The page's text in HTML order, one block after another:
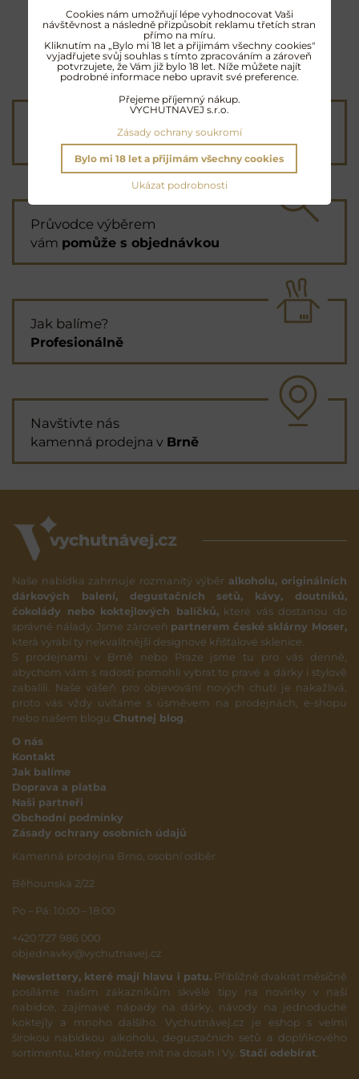
Poštovné od 90 Kč
neboZDARMA od 4000 Kč
Průvodce výběrem
vám pomůže s objednávkou
Jak balíme?
Profesionálně
Navštivte nás
kamenná prodejna v Brně
Naše nabídka zahrnuje rozmanitý výběr alkoholu, originálních
dárkových balení, degustačních setů, kávy, doutníků,
čokolády nebo koktejlových balíčků,které vás dostanou do
správné nálady. Jsme zároveň partnerem české sklárny Moser,
která vyrábí ty nekvalitnější designové křišťálové sklenice.
S prodejnami v Brně nebo Praze jsme tu pro vás denně,
abychom vám s radostí pomohli vybrat to pravé a dárky i stylově
zabalili. Naše vášeň pro objevování nových chutí je nakažlivá,
proto vás vždy uvítáme s úsměvem na prodejnách, e-shopu
nebo našem blogu Chutnej blog.
O nás
Kontakt
Jak balíme
Doprava a platba
Naši partneři
Obchodní podmínky
Zásady ochrany osobních údajů
Kamenná prodejna Brno, osobní odběr
Běhounská 2/22
Po – Pá: 10:00 – 18:00
+420 727 986 000
objednavky@vychutnavej.cz
Newslettery, které mají hlavu i patu.Přibližně dvakrát měsíčně
posíláme našim zákazníkům skvělé tipy na novinky v naší
nabídce, zajímavé nápady na dárky, návody na jednoduché
koktejly a mnoho dalšího. Vychutnávej.cz je eshop s velmi
širokou nabídkou alkoholu, degustačních setů a doplňkového
sortimentu, který můžete mít na dosah i Vy. Stačí odebírat.
Cookies nám umožňují lépe vyhodnocovat Vaši
návštěvnost a následně přizpůsobit reklamu třetích stran
přímo na míru.
Kliknutím na „Bylo mi 18 let a přijimám všechny cookies"
vyjadřujete svůj souhlas s tímto zpracováním a zároveň
potvrzujete, že Vám již bylo 18 let. Níže můžete najít
podrobné informace nebo upravit své preference.
Přejeme příjemný nákup.
VYCHUTNAVEJ s.r.o.
Zásady ochrany soukromí
Ukázat podrobnosti
Bylo mi 18 let a přijimám všechny cookies